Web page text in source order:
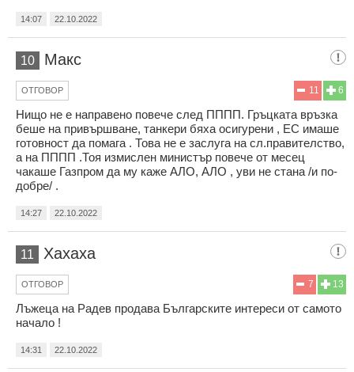
14:07 22.10.2022
10 Макс
6
11
ОТГОВОР
Нищо не е направено повече след ПППП. Гръцката връзка
беше на привършване, танкери бяха осигурени , ЕС имаше
готовност да помага . Това не е заслуга на сл.правителство,
а на ПППП .Тоя измислен министър повече от месец
чакаше Газпром да му каже АЛО, АЛО , уви не стана /и по-
добре/ .
14:27 22.10.2022
11 Хахаха
13
7
ОТГОВОР
Лъжеца на Радев продава Българските интереси от самото
начало !
14:31 22.10.2022